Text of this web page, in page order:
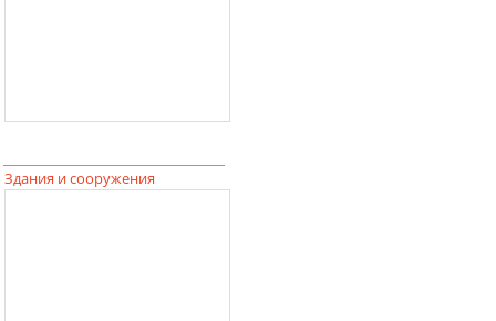
Здания и сооружения